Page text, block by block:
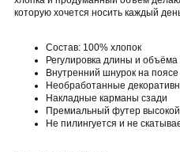
которую хочется носить каждый
Состав: 100% хлопок
Регулировка длины и
Внутренний шнурок на
Необработанные
Накладные карманы сзади
Премиальный футер
Не пилингуется и не